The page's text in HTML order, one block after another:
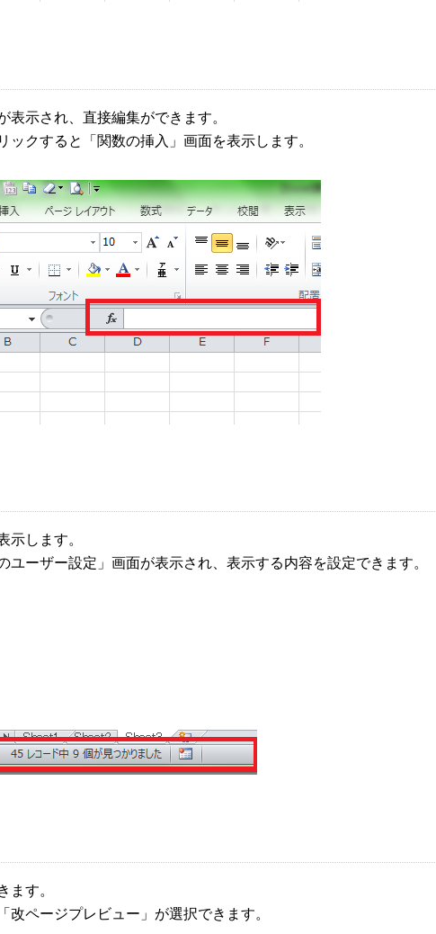
示され、直接編集ができます。
クすると「関数の挿入」画面を表示します。
示します。
ーザー設定」画面が表示され、表示する内容を設定できます。
ます。
改ページプレビュー」が選択できます。